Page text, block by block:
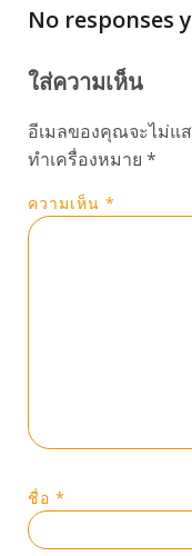
No responses
ใส่ความเห็น
อีเมลของคุณจะไม่แ
ทำเครื่องหมาย *
ความเห็น *
ชื่อ *